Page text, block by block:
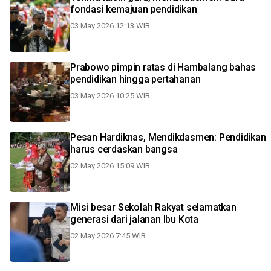
fondasi kemajuan pendidikan
03 May 2026 12:13 WIB
Prabowo pimpin ratas di Hambalang bahas
pendidikan hingga pertahanan
03 May 2026 10:25 WIB
Pesan Hardiknas, Mendikdasmen: Pendidikan
harus cerdaskan bangsa
02 May 2026 15:09 WIB
Misi besar Sekolah Rakyat selamatkan
generasi dari jalanan Ibu Kota
02 May 2026 7:45 WIB